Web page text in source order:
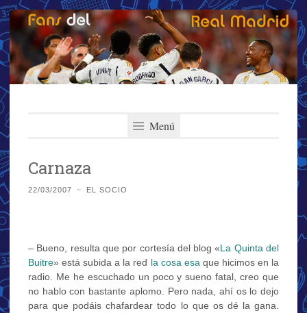
Menú
Carnaza
22/03/2007 ~ EL SOCIO
– Bueno, resulta que por cortesía del blog «La Quinta del
Buitre» está subida a la red la cosa esa que hicimos en la
radio. Me he escuchado un poco y sueno fatal, creo que
no hablo con bastante aplomo. Pero nada, ahí os lo dejo
para que podáis chafardear todo lo que os dé la gana.